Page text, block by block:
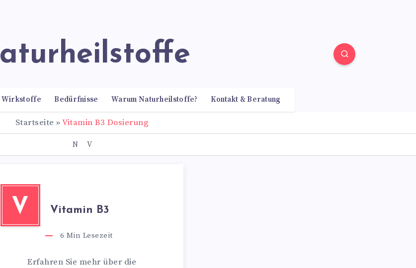
Naturheilstoffe
Wirkstoffe Bedürfnisse Warum Naturheilstoffe? Kontakt & Beratung
Startseite »Vitamin B3 Dosierung
N V
V Vitamin B3
6 Min Lesezeit
Erfahren Sie mehr über die